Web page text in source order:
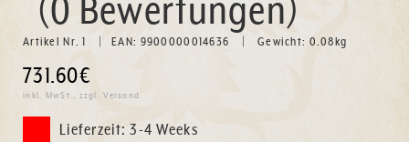
(0 Bewertungen)
Artikel Nr. 1 EAN: 9900000014636 Gewicht: 0.08kg
731.60€
inkl. MwSt., zzgl. Versand
Lieferzeit: 3-4 Weeks